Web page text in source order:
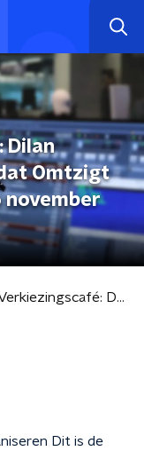
Dilan
Omtzigt
november
DIDD Verkiezingscafé: Dilan Yeşilgöz gelooft niet dat Omtzigt premier wil worden (6 november 2023)
Dit is de